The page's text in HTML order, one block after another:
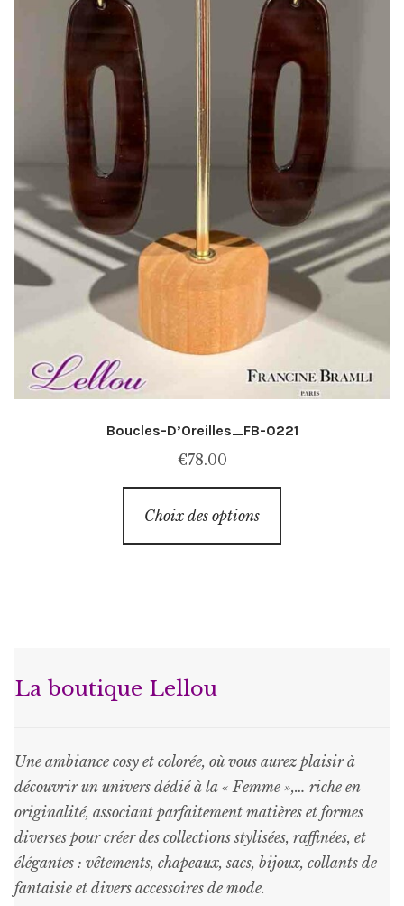
Boucles-D’Oreilles_FB-0221
€78.00
Choix des options
a
sur
page
produit
La boutique Lellou
Une ambiance cosy et colorée, où vous aurez plaisir à
découvrir un univers dédié à la « Femme »,… riche en
originalité, associant parfaitement matières et formes
diverses pour créer des collections stylisées, raffinées, et
élégantes : vêtements, chapeaux, sacs, bijoux, collants de
fantaisie et divers accessoires de mode.